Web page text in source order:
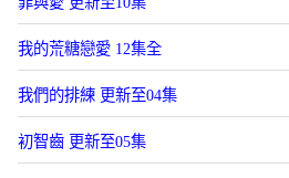
我的荒糖戀愛 12集全
我們的排練 更新至04集
初智齒 更新至05集